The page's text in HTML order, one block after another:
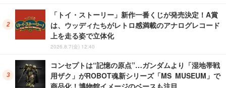
「トイ・ストーリー」新作一番くじが発売決定！A賞
は、ウッディたちがレトロ感満載のアナログレコード
上を走る姿で立体化
2026.8.7(金) 12:40
コンセプトは“記憶の原点”…ガンダムより「湿地帯戦
用ザク」がROBOT魂新シリーズ「MS MUSEUM」で
商品化！博物館イメージのベースも注目